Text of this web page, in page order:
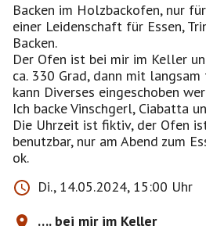
Backen im Holzbackofen, nur
einer Leidenschaft für Essen,
Backen.
Der Ofen ist bei mir im Keller
ca. 330 Grad, dann mit
kann Diverses eingeschoben
Ich backe Vinschgerl, Ciabatta
Die Uhrzeit ist fiktiv, der Ofen
benutzbar, nur am Abend zum
ok.
Di., 14.05.2024, 15:00 Uhr
…. bei mir im Keller